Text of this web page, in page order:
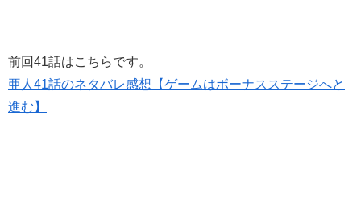
前回41話はこちらです。
亜人41話のネタバレ感想【ゲームはボーナスステージへと
進む】